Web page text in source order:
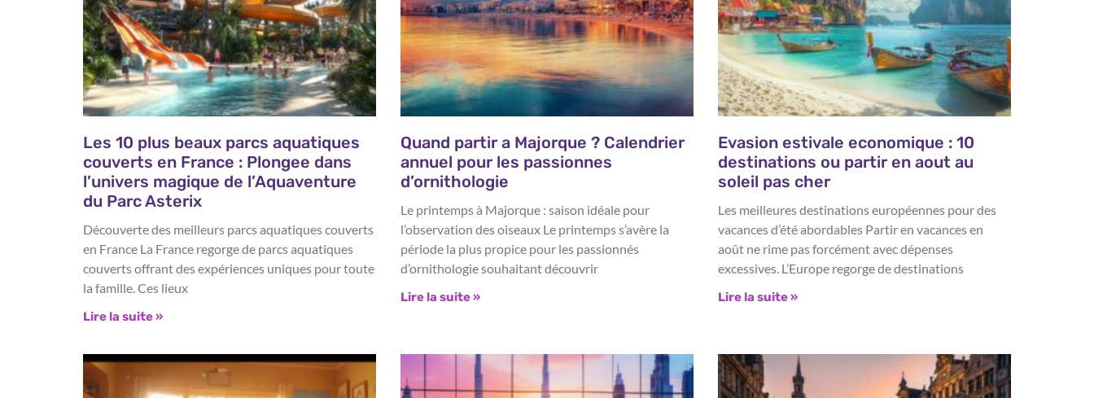
Les 10 plus beaux parcs aquatiques
couverts en France : Plongee dans
l’univers magique de l’Aquaventure
du Parc Asterix
Découverte des meilleurs parcs aquatiques couverts
en France La France regorge de parcs aquatiques
couverts offrant des expériences uniques pour toute
la famille. Ces lieux
Lire la suite »
Quand partir a Majorque ? Calendrier
annuel pour les passionnes
d’ornithologie
Le printemps à Majorque : saison idéale pour
l’observation des oiseaux Le printemps s’avère la
période la plus propice pour les passionnés
d’ornithologie souhaitant découvrir
Lire la suite »
Evasion estivale economique : 10
destinations ou partir en aout au
soleil pas cher
Les meilleures destinations européennes pour des
vacances d’été abordables Partir en vacances en
août ne rime pas forcément avec dépenses
excessives. L’Europe regorge de destinations
Lire la suite »